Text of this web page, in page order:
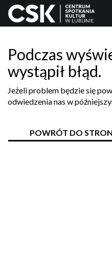
Podczas
wystąpił błąd.
Jeżeli problem będzie się
odwiedzenia nas w
POWRÓT DO